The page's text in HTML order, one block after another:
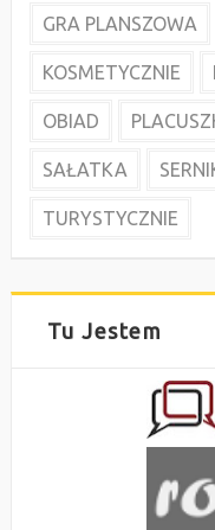
GRA PLANSZOWA
KOSMETYCZNIE
OBIAD
SAŁATKA
TURYSTYCZNIE
Tu Jestem